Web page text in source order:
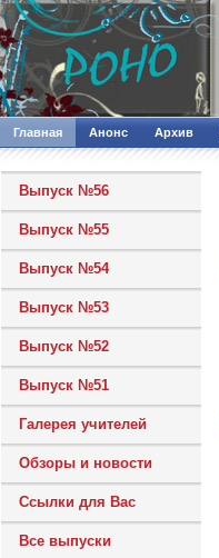
Главная Анонс Архив
Выпуск №56
Выпуск №55
Выпуск №54
Выпуск №53
Выпуск №52
Выпуск №51
Галерея учителей
Обзоры и новости
Ссылки для Вас
Все выпуски